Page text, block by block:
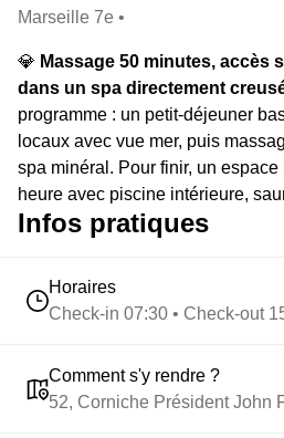
Marseille 7e •
💎 Massage 50 minutes, accès
dans un spa directement
programme : un petit-déjeuner
locaux avec vue mer, puis
spa minéral. Pour finir, un
heure avec piscine intérieure,
Infos pratiques
Horaires
Check-in 07:30 • Check-out
Comment s'y rendre ?
52, Corniche Président John